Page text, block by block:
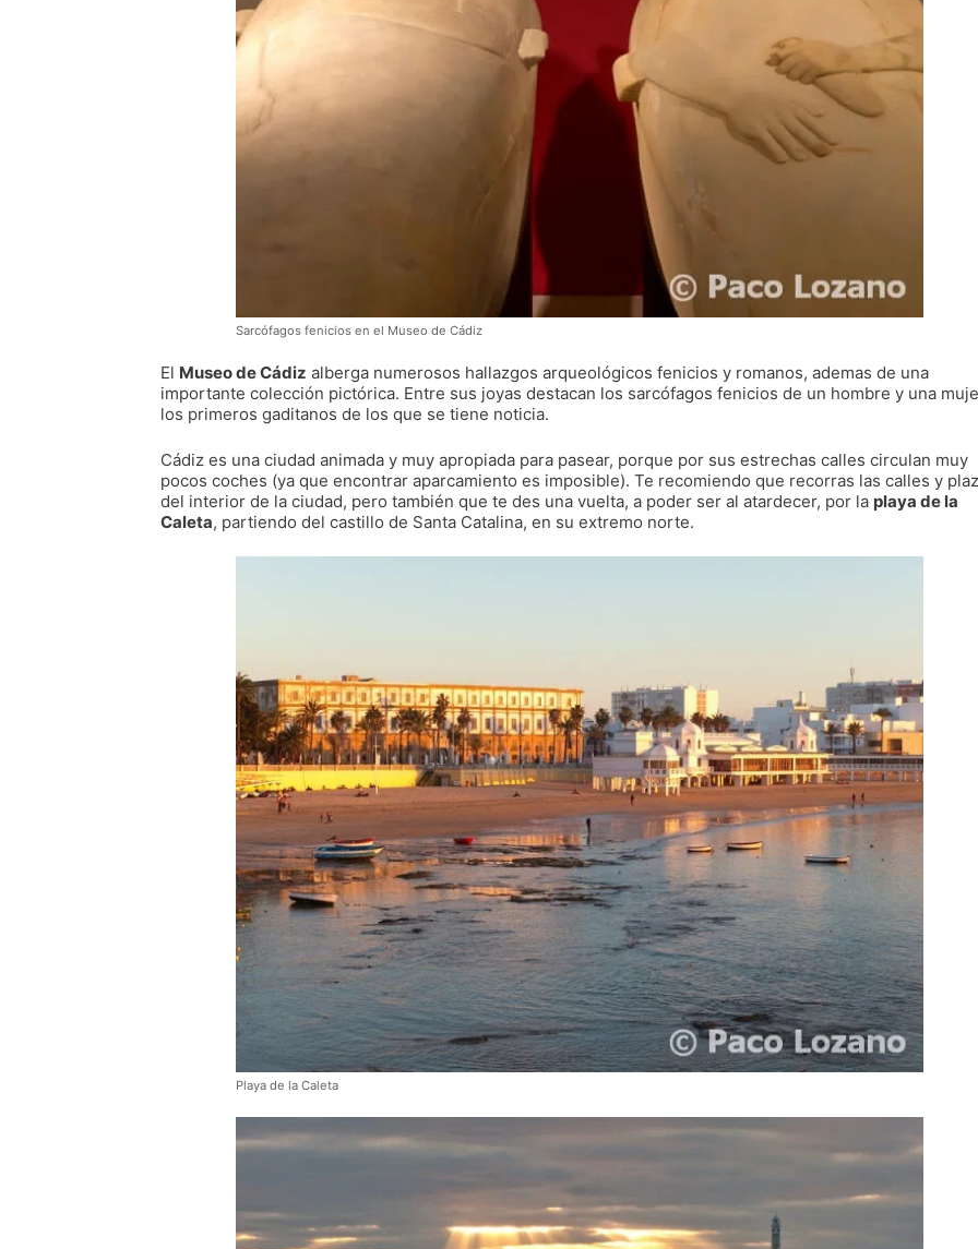
Sarcófagos fenicios en el Museo de Cádiz
El Museo de Cádiz alberga numerosos hallazgos arqueológicos fenicios y romanos, ademas de una
importante colección pictórica. Entre sus joyas destacan los sarcófagos fenicios de un hombre y una
los primeros gaditanos de los que se tiene noticia.
Cádiz es una ciudad animada y muy apropiada para pasear, porque por sus estrechas calles circulan muy
pocos coches (ya que encontrar aparcamiento es imposible). Te recomiendo que recorras las calles y
del interior de la ciudad, pero también que te des una vuelta, a poder ser al atardecer, por la playa de la
Caleta, partiendo del castillo de Santa Catalina, en su extremo norte.
Playa de la Caleta